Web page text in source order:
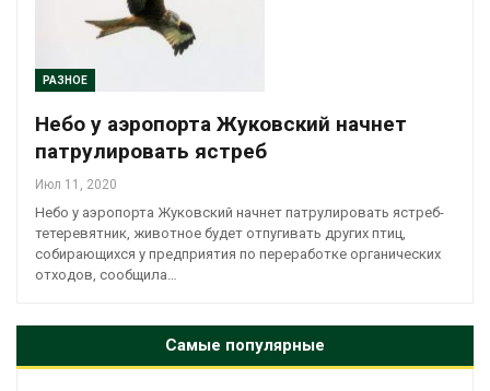
РАЗНОЕ
Небо у аэропорта Жуковский начнет
патрулировать ястреб
Июл 11, 2020
Небо у аэропорта Жуковский начнет патрулировать ястреб-
тетеревятник, животное будет отпугивать других птиц,
собирающихся у предприятия по переработке органических
отходов, сообщила…
Самые популярные